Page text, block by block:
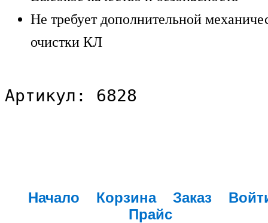
Не требует дополнительной
очистки КЛ
Артикул: 6828
Начало Корзина Заказ
Прайс